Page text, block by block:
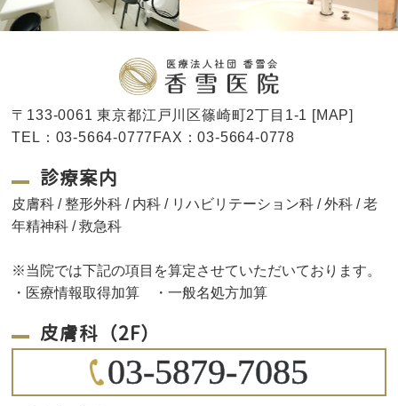
〒133-0061 東京都江戸川区篠崎町2丁目1-1 [MAP]
TEL：03-5664-0777FAX：03-5664-0778
診療案内
皮膚科 / 整形外科 / 内科 / リハビリテーション科 / 外科 / 老
年精神科 / 救急科
※当院では下記の項目を算定させていただいております。
・医療情報取得加算 ・一般名処方加算
皮膚科（2F）
03-5879-7085